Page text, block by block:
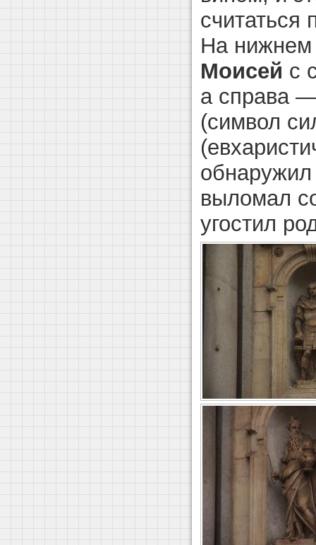
считаться
На нижнем
Моисей с
а справа
(символ
выломал
угостил